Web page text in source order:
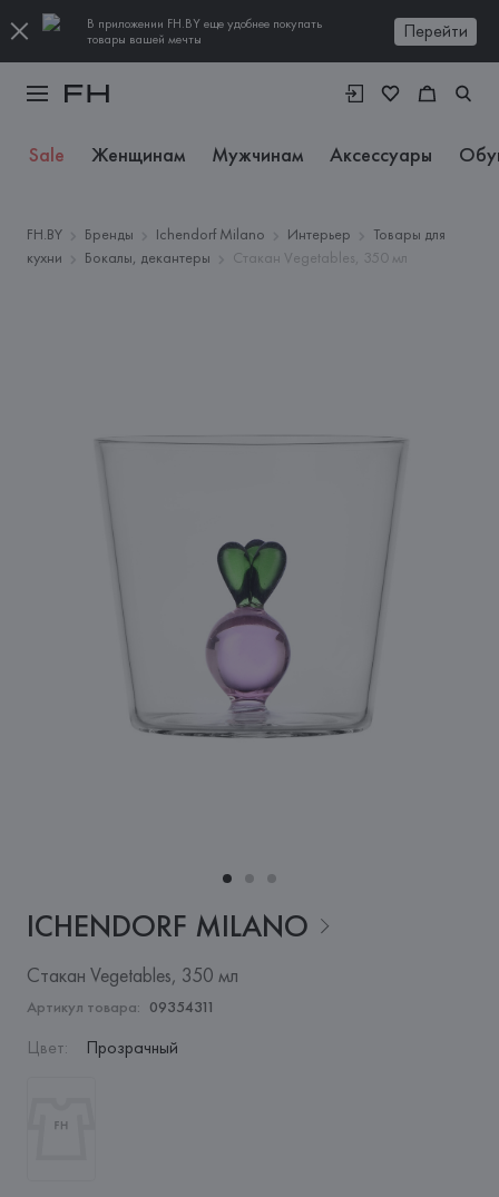
В приложении FH.BY еще удобнее покупать
товары вашей мечты
Перейти
Sale Женщинам Мужчинам Аксессуары
FH.BY Бренды Ichendorf Milano Интерьер
Товары для
кухни
Бокалы, декантеры Стакан Vegetables, 350 мл
ICHENDORF MILANO
Стакан Vegetables, 350 мл
Артикул товара: 09354311
Цвет: Прозрачный